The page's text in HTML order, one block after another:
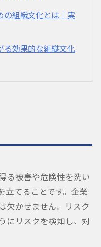
の組織文化とは｜実
る効果的な組織文化
る被害や危険性を洗い
立てることです。企業
欠かせません。リスク
にリスクを検知し、対